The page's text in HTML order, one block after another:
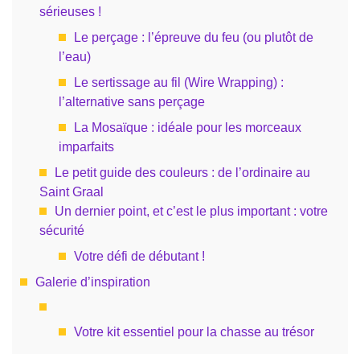
sérieuses !
Le perçage : l’épreuve du feu (ou plutôt de
l’eau)
Le sertissage au fil (Wire Wrapping) :
l’alternative sans perçage
La Mosaïque : idéale pour les morceaux
imparfaits
Le petit guide des couleurs : de l’ordinaire au
Saint Graal
Un dernier point, et c’est le plus important : votre
sécurité
Votre défi de débutant !
Galerie d’inspiration
Votre kit essentiel pour la chasse au trésor